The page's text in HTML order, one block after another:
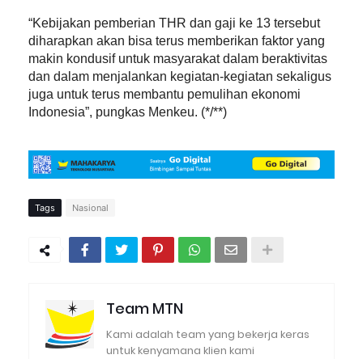
“Kebijakan pemberian THR dan gaji ke 13 tersebut
diharapkan akan bisa terus memberikan faktor yang
makin kondusif untuk masyarakat dalam beraktivitas
dan dalam menjalankan kegiatan-kegiatan sekaligus
juga untuk terus membantu pemulihan ekonomi
Indonesia”, pungkas Menkeu. (*/**)
Tags Nasional
Team MTN
Kami adalah team yang bekerja keras
untuk kenyamana klien kami